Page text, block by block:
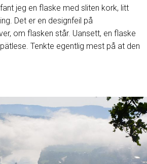
jeg en flaske med sliten kork, litt
Det er en designfeil på
om flasken står. Uansett, en flaske
Tenkte egentlig mest på at den